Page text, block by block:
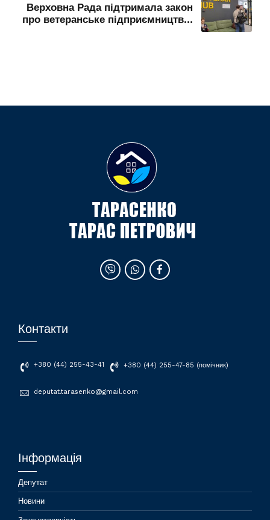
Верховна Рада підтримала закон
про ветеранське підприємництво:
Контакти
+380 (44) 255-43-41 +380 (44) 255-47-85 (помічник)
deputat.tarasenko@gmail.com
Інформація
Депутат
Новини